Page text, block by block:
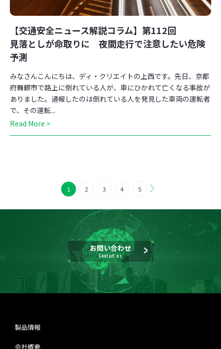
【交通安全ニュース解説コラム】第112回
見落としが命取りに 夜間走行で注意したい危険
予測
みなさんこんにちは、ディ・クリエイトの上西です。先日、京都
府舞鶴市で路上に倒れている人が、車にひかれて亡くなる事故が
ありました。通報したのは倒れている人を発見した車両の運転者
で、その運転...
Read More >
1 2 3 4 5
お問い合わせ
Contact us
製品情報
会社概要